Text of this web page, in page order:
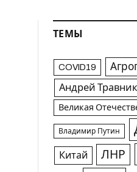
ТЕМЫ
COVID19
Андрей
Великая
Владимир Путин
Китай ЛНР